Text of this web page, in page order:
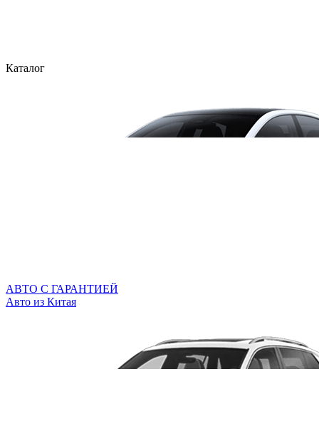
Каталог
АВТО С ГАРАНТИЕЙ
Авто из Китая